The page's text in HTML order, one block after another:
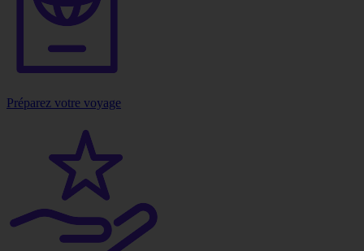
Préparez votre voyage